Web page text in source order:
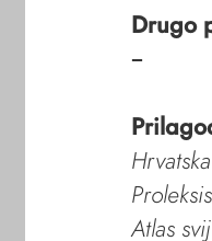
Drugo
–
Atlas